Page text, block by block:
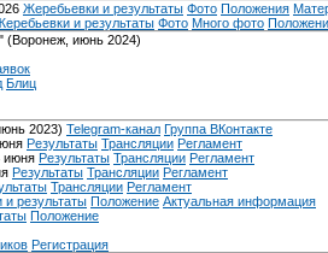
Жеребьевки и результаты Фото Положения
и результаты Фото Много фото
(Воронеж, июнь 2024)
Блиц
2023) Telegram-канал Группа ВКонтакте
Результаты Трансляции Регламент
июня Результаты Трансляции Регламент
Результаты Трансляции Регламент
Трансляции Регламент
результаты Положение Актуальная информация
Положение
Регистрация